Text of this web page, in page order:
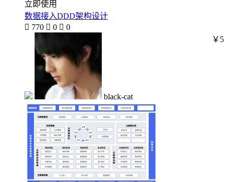
立即使用
数据接入DDD架构设计
 770  0  0
black-cat
￥5